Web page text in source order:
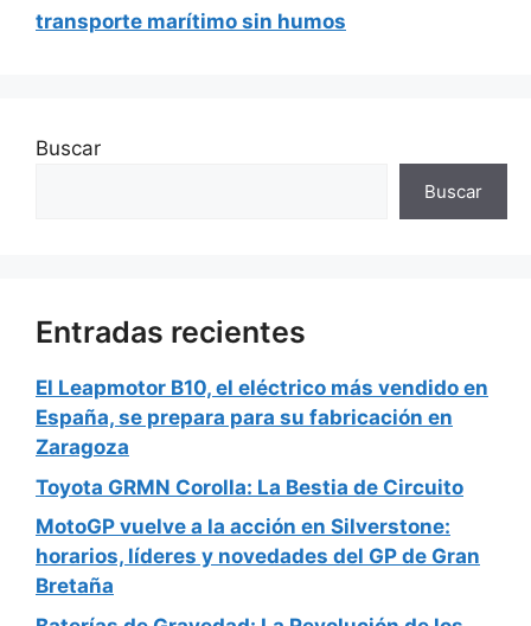
transporte marítimo sin humos
Buscar
Buscar
Entradas recientes
El Leapmotor B10, el eléctrico más vendido en
España, se prepara para su fabricación en
Zaragoza
Toyota GRMN Corolla: La Bestia de Circuito
MotoGP vuelve a la acción en Silverstone:
horarios, líderes y novedades del GP de Gran
Bretaña